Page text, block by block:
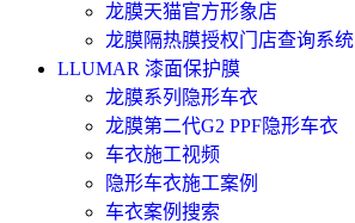
龙膜天猫官方形象店
龙膜隔热膜授权门店查询系统
LLUMAR 漆面保护膜
龙膜系列隐形车衣
龙膜第二代G2 PPF隐形车衣
车衣施工视频
隐形车衣施工案例
车衣案例搜索